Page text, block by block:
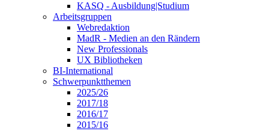
KASQ - Ausbildung|Studium
Arbeitsgruppen
Webredaktion
MadR - Medien an den Rändern
New Professionals
UX Bibliotheken
BI-International
Schwerpunktthemen
2025/26
2017/18
2016/17
2015/16